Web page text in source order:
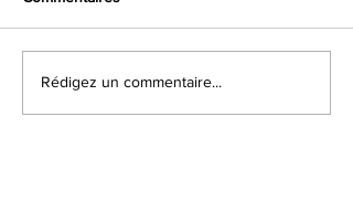
Rédigez un commentaire...